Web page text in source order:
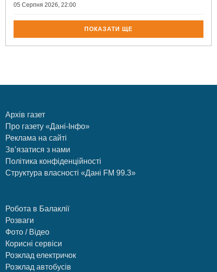
05 Серпня 2026, 22:00
ПОКАЗАТИ ЩЕ
Архів газет
Про газету «Дані-Інфо»
Реклама на сайті
Зв’язатися з нами
Політика конфіденційності
Структура власності «Дані FM 99.3»
Робота в Балаклії
Розваги
Фото / Відео
Корисні сервіси
Розклад електричок
Розклад автобусів